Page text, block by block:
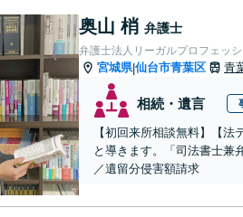
奥山 梢 弁護士
弁護士法人リーガルプロフェッ
宮城県|仙台市青葉区 青
相続・遺言
【初回来所相談無料】【
と導きます。「司法書士兼
／遺留分侵害額請求